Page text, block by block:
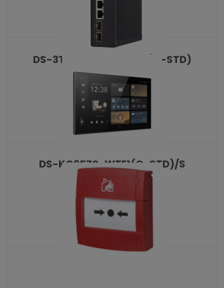
DS-3T1506HP-SI-4P2F(O-STD)
KATALOŠKI BROJ: 10477
DS-KC9570-WTE1(O-STD)/S
KATALOŠKI BROJ: 10479